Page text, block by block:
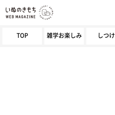
TOP 雑学お楽しみ しつけ